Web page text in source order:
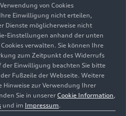
31.03.2026 Foto
Audi museum
mobile zeigt
„Design
Legenden“
von Cookies
Einwilligung nicht erteilen,
Dienste möglicherweise nicht
Einstellungen anhand der unten
verwalten. Sie können Ihre
zum Zeitpunkt des Widerrufs
Einwilligung beachten Sie bitte
Fußzeile der Webseite. Weitere
zur Verwendung Ihrer
Sie in unserer Cookie Information,
und im Impressum.